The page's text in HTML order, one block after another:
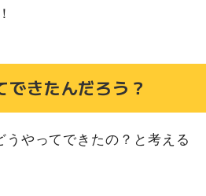
きたんだろう？
うやってできたの？と考える